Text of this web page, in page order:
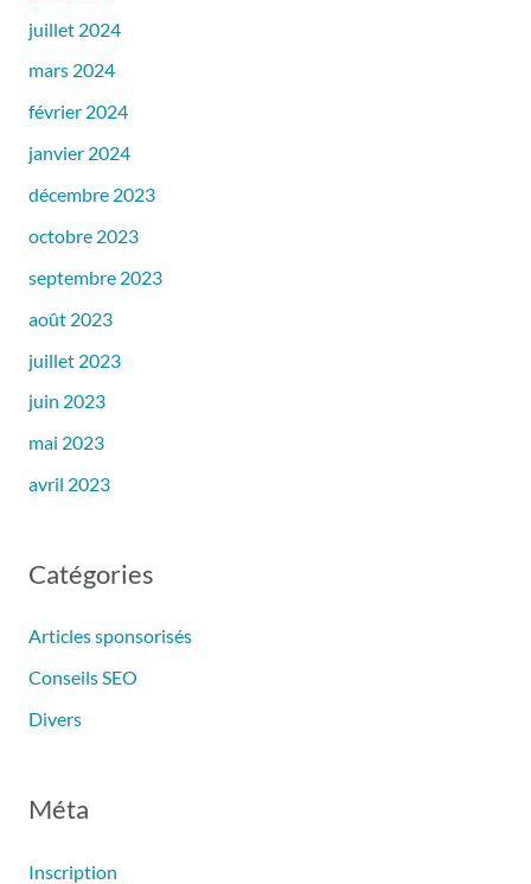
juillet 2024
mars 2024
février 2024
janvier 2024
décembre 2023
octobre 2023
septembre 2023
août 2023
juillet 2023
juin 2023
mai 2023
avril 2023
Catégories
Articles sponsorisés
Conseils SEO
Divers
Méta
Inscription